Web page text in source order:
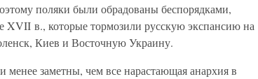
поляки были обрадованы беспорядками,
в., которые тормозили русскую экспансию на
Киев и Восточную Украину.
заметны, чем все нарастающая анархия в